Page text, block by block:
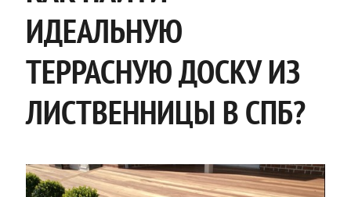
ИДЕАЛЬНУЮ
ТЕРРАСНУЮ ДОСКУ ИЗ
ЛИСТВЕННИЦЫ В СПБ?